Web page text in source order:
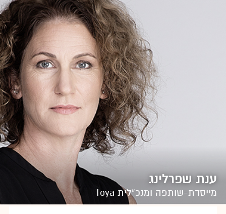
ענת שפרלינג
מייסדת-שותפה ומנכ”לית Toya